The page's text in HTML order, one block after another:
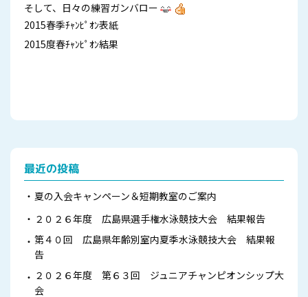
そして、日々の練習ガンバロー
2015春季ﾁｬﾝﾋﾟｵﾝ表紙
2015度春ﾁｬﾝﾋﾟｵﾝ結果
最近の投稿
夏の入会キャンペーン＆短期教室のご案内
２０２６年度 広島県選手権水泳競技大会 結果報告
第４０回 広島県年齢別室内夏季水泳競技大会 結果報
告
２０２６年度 第６３回 ジュニアチャンピオンシップ大
会